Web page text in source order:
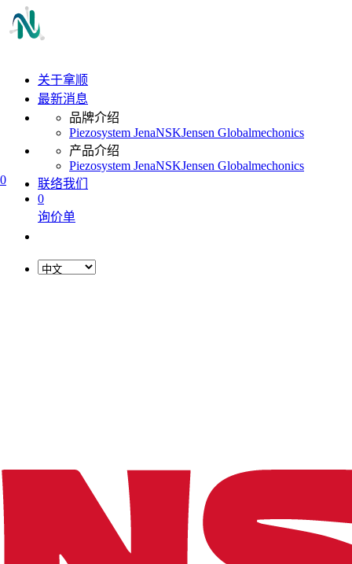
0
关于拿顺
最新消息
品牌介绍
Piezosystem JenaNSKJensen Globalmechonics
产品介绍
Piezosystem JenaNSKJensen Globalmechonics
联络我们
0
询价单